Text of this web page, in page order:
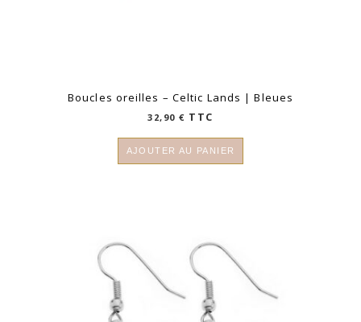
Boucles oreilles – Celtic Lands | Bleues
32,90€ TTC
AJOUTER AU PANIER